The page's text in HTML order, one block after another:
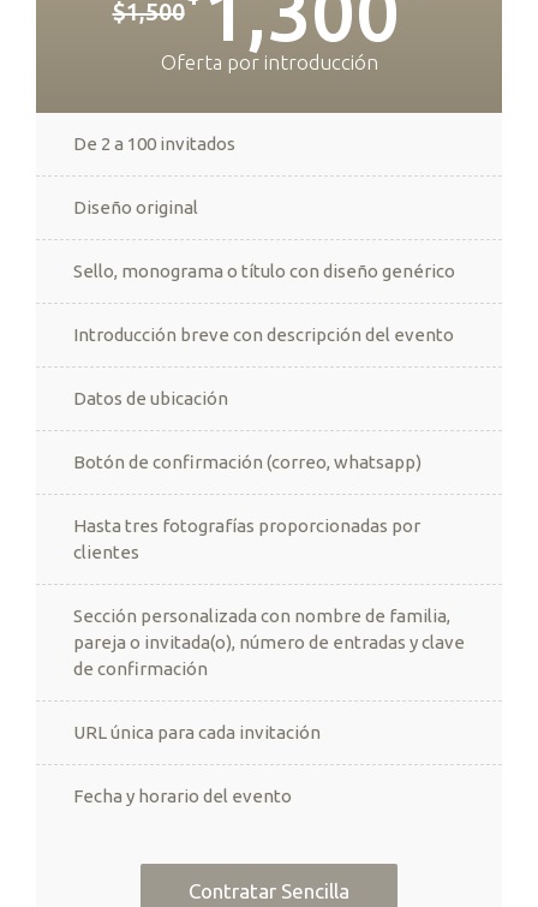
$1,500
Oferta por introducción
De 2 a 100 invitados
Diseño original
Sello, monograma o título con diseño genérico
Introducción breve con descripción del evento
Datos de ubicación
Botón de confirmación (correo, whatsapp)
Hasta tres fotografías proporcionadas por
clientes
Sección personalizada con nombre de familia,
pareja o invitada(o), número de entradas y clave
de confirmación
URL única para cada invitación
Fecha y horario del evento
Contratar Sencilla